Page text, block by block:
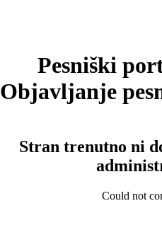
Pesniški
Objavljanje
Stran trenutno ni
Could not